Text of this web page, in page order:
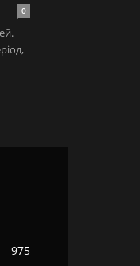
0
975